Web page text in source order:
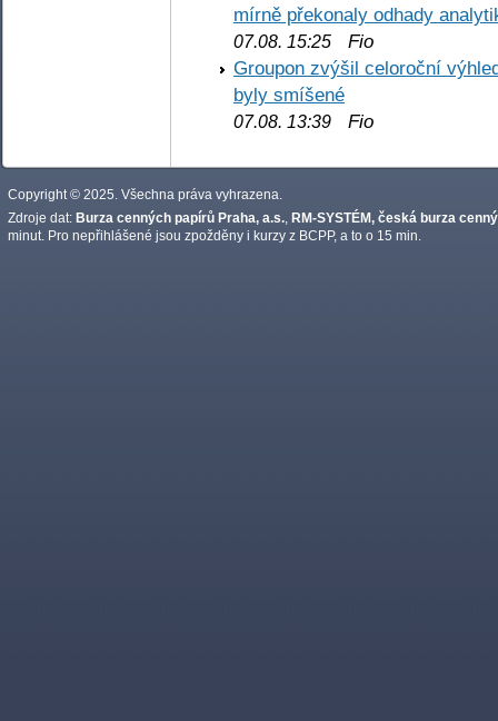
mírně překonaly odhady
07.08. 15:25 Fio
Groupon zvýšil celoroční
byly smíšené
07.08. 13:39 Fio
Copyright © 2025. Všechna práva vyhrazena.
Zdroje dat: Burza cenných papírů Praha, a.s. RM-SYSTÉM, česká burza
minut. Pro nepřihlášené jsou zpožděny i kurzy z BCPP, a to o 15 min.